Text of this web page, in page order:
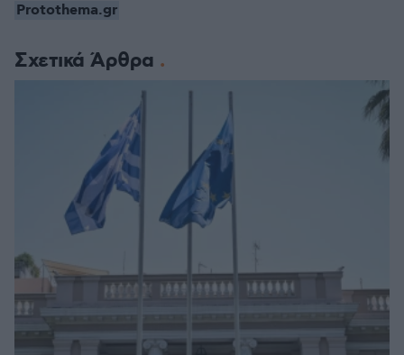
Σχετικά Άρθρα
Protothema.gr